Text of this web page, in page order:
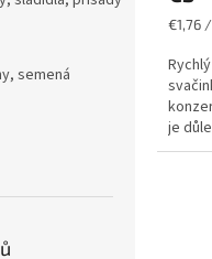
semená
€1,76
je